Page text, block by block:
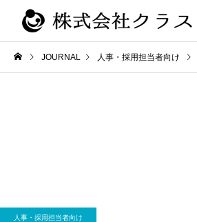
JOURNAL 人事・採用担当者向け
人事・採用担当者向け